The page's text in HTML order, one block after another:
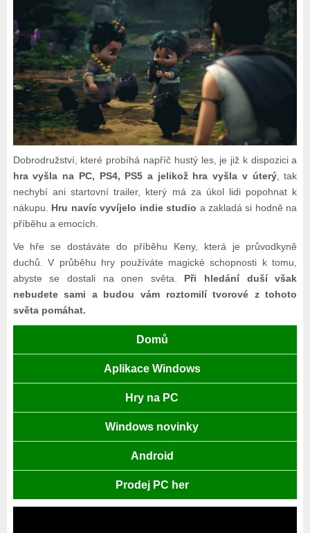
Dobrodružství, které probíhá napříč hustý les, je již k dispozici a
hra vyšla na PC, PS4, PS5 a jelikož hra vyšla v úterý, tak
nechybí ani startovní trailer, který má za úkol lidi popohnat k
nákupu. Hru navíc vyvíjelo indie studio a zakladá si hodně na
příběhu a emocích.
Ve hře se dostáváte do příběhu Keny, která je průvodkyně
duchů. V průběhu hry používáte magické schopnosti k tomu,
abyste se dostali na onen světa.
Při hledání duší však
nebudete sami a budou vám roztomilí tvorové z tohoto
světa pomáhat.
Domů
Aplikace Windows
Hry na PC
Windows novinky
Android
Prodej PC her